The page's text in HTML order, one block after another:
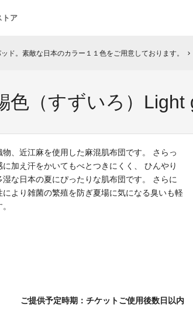
トア
ド。素敵な日本のカラー１１色をご用意しております。 chevron_right
色（すずいろ）Light
、近江麻を使用した麻混肌布団です。 さらっ
に加え汗をかいてもべとつきにくく、 ひんやり
な日本の夏にぴったりな肌布団です。 さらに
により雑菌の繁殖を防ぎ夏場に気になる臭いも軽
ご提供予定時期：チケットご使用後数日以内